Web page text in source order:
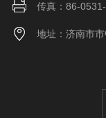
传真：86-
地址：济南市